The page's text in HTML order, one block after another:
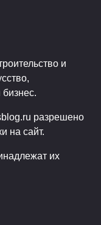
и
разрешено
на сайт.
их